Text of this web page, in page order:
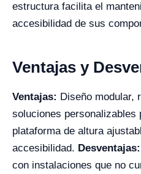
estructura facilita el
accesibilidad de sus
Ventajas y
Ventajas: Diseño modular,
soluciones
plataforma de altura
accesibilidad. Desventajas:
con instalaciones que no